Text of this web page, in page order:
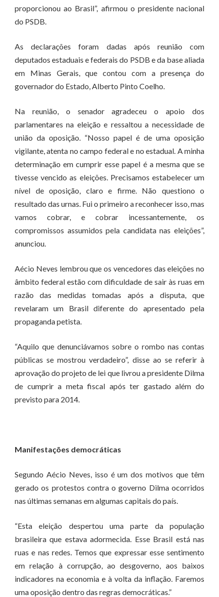
proporcionou ao Brasil”, afirmou o presidente nacional
do PSDB.
As declarações foram dadas após reunião com
deputados estaduais e federais do PSDB e da base aliada
em Minas Gerais, que contou com a presença do
governador do Estado, Alberto Pinto Coelho.
Na reunião, o senador agradeceu o apoio dos
parlamentares na eleição e ressaltou a necessidade de
união da oposição. “Nosso papel é de uma oposição
vigilante, atenta no campo federal e no estadual. A minha
determinação em cumprir esse papel é a mesma que se
tivesse vencido as eleições. Precisamos estabelecer um
nível de oposição, claro e firme. Não questiono o
resultado das urnas. Fui o primeiro a reconhecer isso, mas
vamos cobrar, e cobrar incessantemente, os
compromissos assumidos pela candidata nas eleições”,
anunciou.
Aécio Neves lembrou que os vencedores das eleições no
âmbito federal estão com dificuldade de sair às ruas em
razão das medidas tomadas após a disputa, que
revelaram um Brasil diferente do apresentado pela
propaganda petista.
“Aquilo que denunciávamos sobre o rombo nas contas
públicas se mostrou verdadeiro”, disse ao se referir à
aprovação do projeto de lei que livrou a presidente Dilma
de cumprir a meta fiscal após ter gastado além do
previsto para 2014.
Manifestações democráticas
Segundo Aécio Neves, isso é um dos motivos que têm
gerado os protestos contra o governo Dilma ocorridos
nas últimas semanas em algumas capitais do país.
“Esta eleição despertou uma parte da população
brasileira que estava adormecida. Esse Brasil está nas
ruas e nas redes. Temos que expressar esse sentimento
em relação à corrupção, ao desgoverno, aos baixos
indicadores na economia e à volta da inflação. Faremos
uma oposição dentro das regras democráticas.”